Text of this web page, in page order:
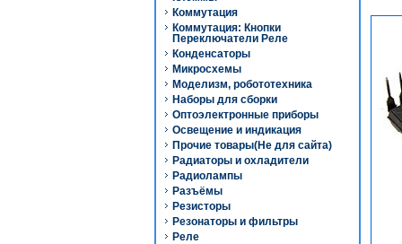
Коммутация
Коммутация: Кнопки
Переключатели Реле
Конденсаторы
Микросхемы
Моделизм, робототехника
Наборы для сборки
Оптоэлектронные приборы
Освещение и индикация
Прочие товары(Не для сайта)
Радиаторы и охладители
Радиолампы
Разъёмы
Резисторы
Резонаторы и фильтры
Реле